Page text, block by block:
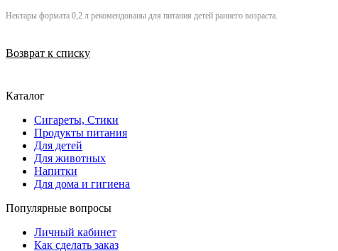
Нектары формата 0,2 л рекомендованы для питания детей раннего возраста.
Возврат к списку
Каталог
Сигареты, Стики
Продукты питания
Для детей
Для животных
Напитки
Для дома и гигиена
Популярные вопросы
Личный кабинет
Как сделать заказ